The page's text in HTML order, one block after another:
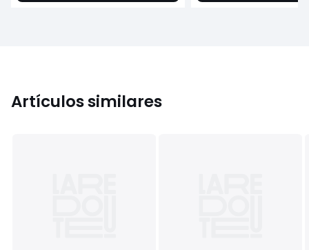
Artículos similares